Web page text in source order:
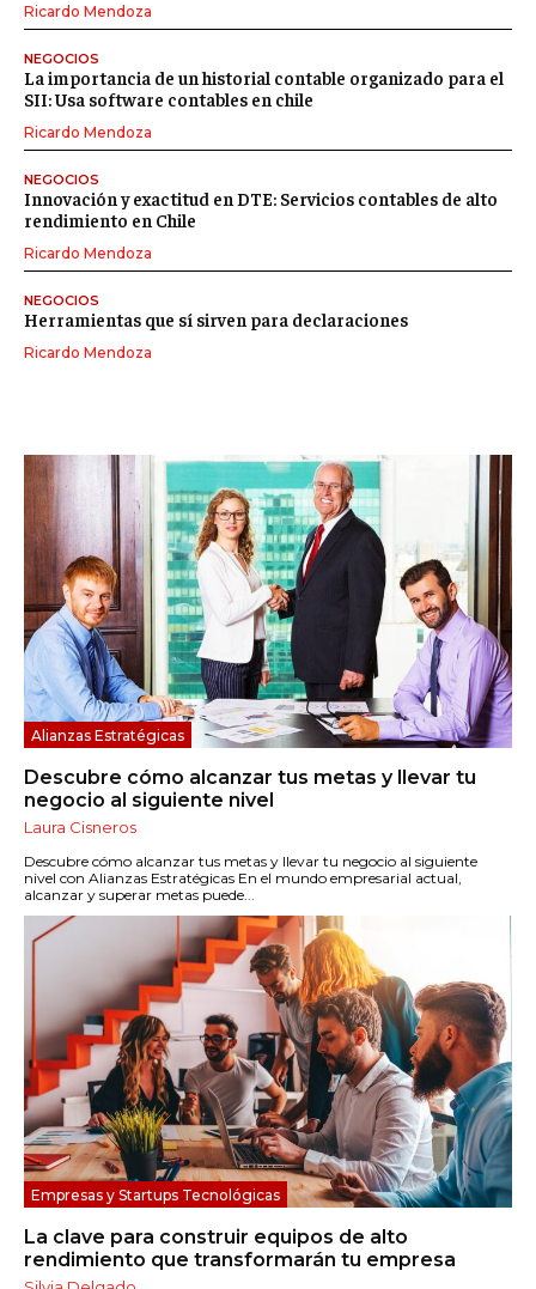
Alianzas Estratégicas
Descubre cómo alcanzar tus metas y llevar tu
negocio al siguiente nivel
Laura Cisneros
Descubre cómo alcanzar tus metas y llevar tu negocio al siguiente
nivel con Alianzas Estratégicas En el mundo empresarial actual,
alcanzar y superar metas puede...
Empresas y Startups Tecnológicas
La clave para construir equipos de alto
rendimiento que transformarán tu empresa
Ricardo Mendoza
NEGOCIOS
La importancia de un historial contable organizado para el
SII: Usa software contables en chile
Ricardo Mendoza
NEGOCIOS
Innovación y exactitud en DTE: Servicios contables de alto
rendimiento en Chile
Ricardo Mendoza
NEGOCIOS
Herramientas que sí sirven para declaraciones
Ricardo Mendoza